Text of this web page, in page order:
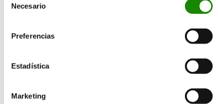
Necesario
Preferencias
Estadística
Marketing
Residuos
Gestión de Residuos